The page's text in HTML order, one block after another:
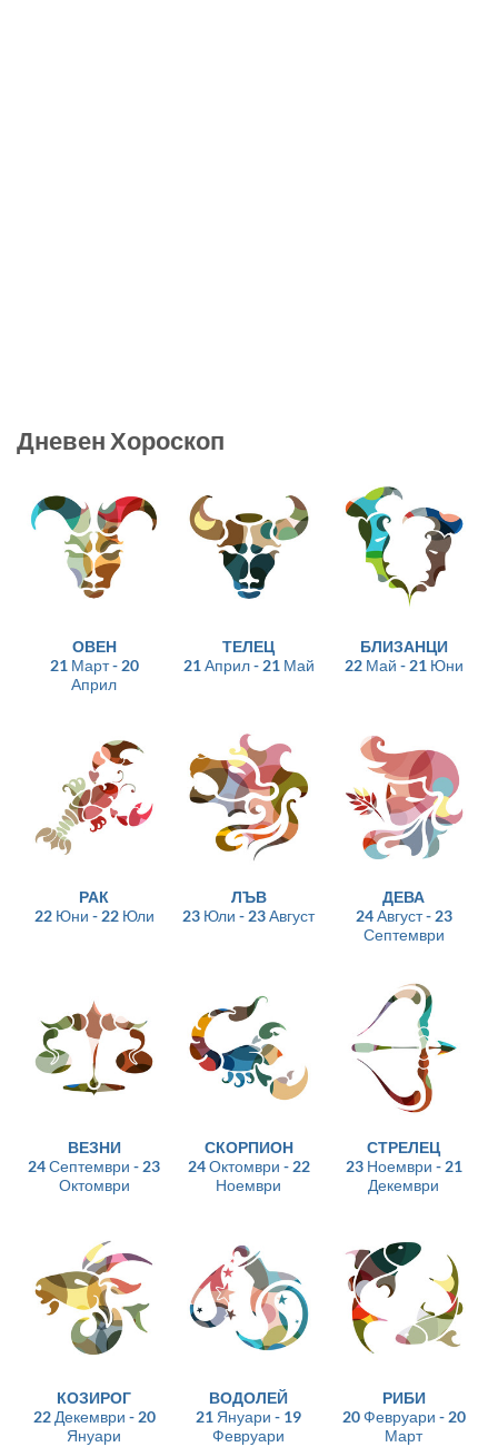
Дневен Хороскоп
ОВЕН
21 Март - 20
Април
ТЕЛЕЦ
21 Април - 21 Май
БЛИЗАНЦИ
22 Май - 21 Юни
РАК
22 Юни - 22 Юли
ЛЪВ
23 Юли - 23 Август
ДЕВА
24 Август - 23
Септември
ВЕЗНИ
24 Септември - 23
Октомври
СКОРПИОН
24 Октомври - 22
Ноември
СТРЕЛЕЦ
23 Ноември - 21
Декември
КОЗИРОГ
22 Декември - 20
Януари
ВОДОЛЕЙ
21 Януари - 19
Февруари
РИБИ
20 Февруари - 20
Март